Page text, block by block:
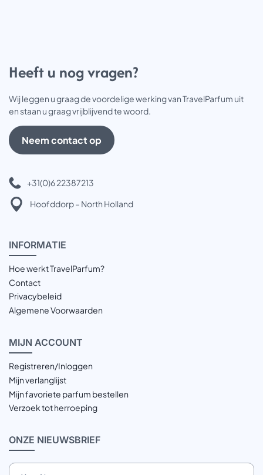
Heeft u nog vragen?
Wij leggen u graag de voordelige werking van TravelParfum uit
en staan u graag vrijblijvend te woord.
Neem contact op
+31(0)6 22387213
Hoofddorp – North Holland
INFORMATIE
Hoe werkt TravelParfum?
Contact
Privacybeleid
Algemene Voorwaarden
MIJN ACCOUNT
Registreren/Inloggen
Mijn verlanglijst
Mijn favoriete parfum bestellen
Verzoek tot herroeping
ONZE NIEUWSBRIEF